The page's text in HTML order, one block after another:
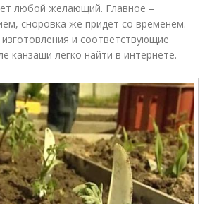
любой желающий. Главное –
сноровка же придет со временем.
и соответствующие
канзаши легко найти в интернете.